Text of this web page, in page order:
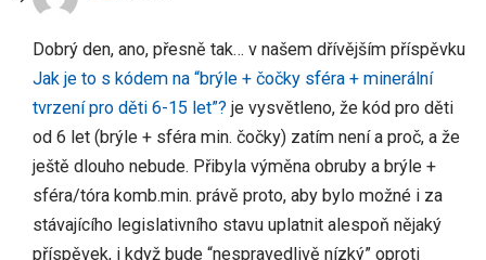
Dobrý den, ano, přesně tak… v našem dřívějším příspěvku
Jak je to s kódem na “brýle + čočky sféra + minerální
tvrzení pro děti 6-15 let”? je vysvětleno, že kód pro děti
od 6 let (brýle + sféra min. čočky) zatím není a proč, a že
ještě dlouho nebude. Přibyla výměna obruby a brýle +
sféra/tóra komb.min. právě proto, aby bylo možné i za
stávajícího legislativního stavu uplatnit alespoň nějaký
příspěvek, i když bude “nespravedlivě nízký” oproti